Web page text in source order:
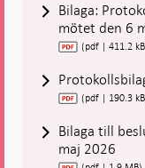
Bilaga:
mötet den 6
(pdf | 411.2
(pdf | 190.3
Bilaga till
maj 2026